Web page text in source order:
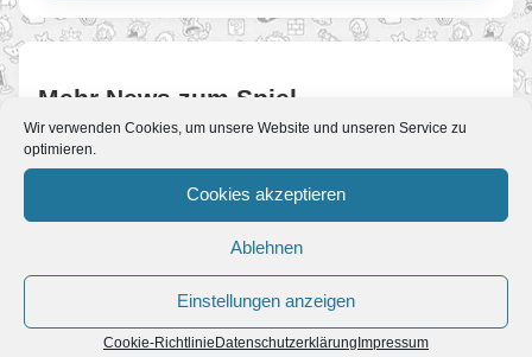
Wir verwenden Cookies, um unsere Website und unseren Service zu
optimieren.
Cookies akzeptieren
Ablehnen
Einstellungen anzeigen
Cookie-RichtlinieDatenschutzerklärungImpressum
Mehr News zum Spiel
Mario Kart Tour // Eiscreme-Tour-
Saison
Alle zwei Wochen gibt es eine neue Saison in
September startet…
Mario Kart Tour // Röhren Tour
Von JoKo•10. Juli 2023